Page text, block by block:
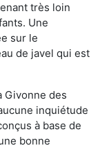
très loin
Une
sur le
de javel qui est
Givonne des
inquiétude
à base de
bonne